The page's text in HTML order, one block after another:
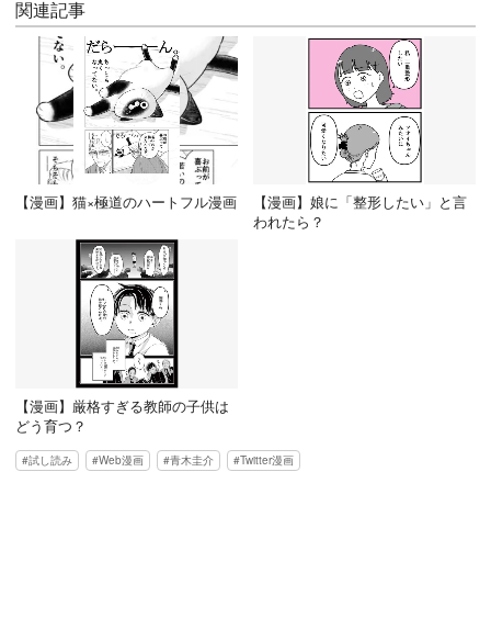
関連記事
【漫画】猫×極道のハートフル漫画
【漫画】娘に「整形したい」と言
われたら？
【漫画】厳格すぎる教師の子供は
どう育つ？
試し読み Web漫画 青木圭介 Twitter漫画